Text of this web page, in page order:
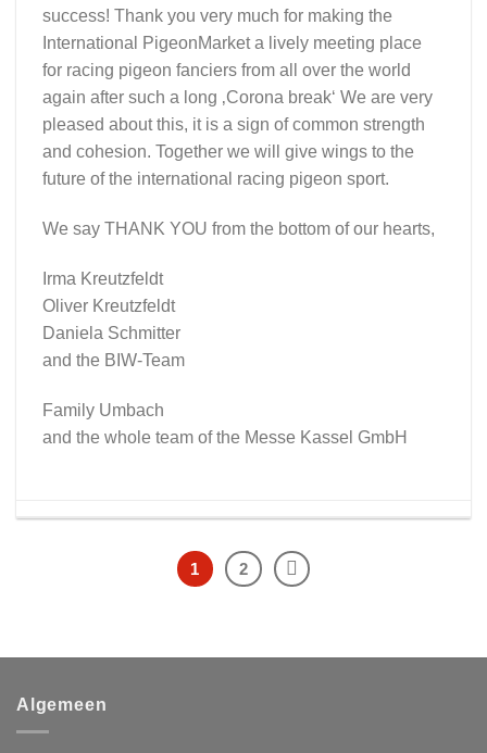
success! Thank you very much for making the
International PigeonMarket a lively meeting place
for racing pigeon fanciers from all over the world
again after such a long ‚Corona break‘ We are very
pleased about this, it is a sign of common strength
and cohesion. Together we will give wings to the
future of the international racing pigeon sport.
We say THANK YOU from the bottom of our hearts,
Irma Kreutzfeldt
Oliver Kreutzfeldt
Daniela Schmitter
and the BIW-Team
Family Umbach
and the whole team of the Messe Kassel GmbH
1 2
Algemeen